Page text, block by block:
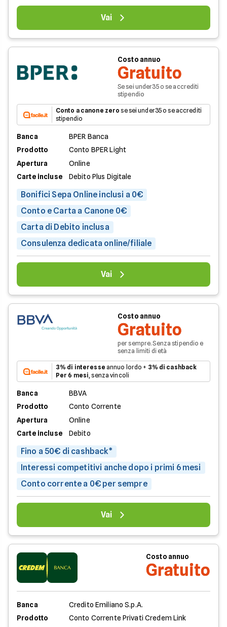
Vai
Costo annuo
Gratuito
Se sei under35 o se accrediti
stipendio
Conto a canone zero se sei under35 o se accrediti
stipendio
Banca
BPER Banca
Prodotto
Conto BPER Light
Apertura
Online
Carte incluse
Debito Plus Digitale
Bonifici Sepa Online inclusi a 0€
Conto e Carta a Canone 0€
Carta di Debito inclusa
Consulenza dedicata online/filiale
Vai
Costo annuo
Gratuito
per sempre. Senza stipendio e
senza limiti di età
3% di interesse annuo lordo + 3% di cashback
Per 6 mesi, senza vincoli
Banca
BBVA
Prodotto
Conto Corrente
Apertura
Online
Carte incluse
Debito
Fino a 50€ di cashback*
Interessi competitivi anche dopo i primi 6 mesi
Conto corrente a 0€ per sempre
Vai
Costo annuo
Gratuito
Banca
Credito Emiliano S.p.A.
Prodotto
Conto Corrente Privati Credem Link